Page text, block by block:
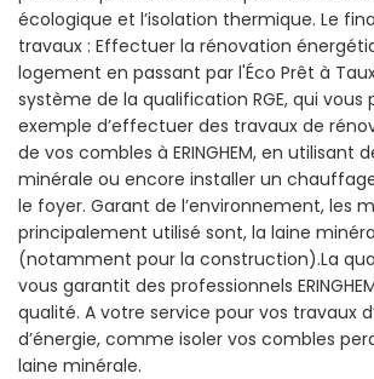
écologique et l’isolation thermique. Le
travaux : Effectuer la rénovation
logement en passant par l'Éco Prêt à
système de la qualification RGE, qui vous
exemple d’effectuer des travaux de
de vos combles à ERINGHEM, en utilisant
minérale ou encore installer un
le foyer. Garant de l’environnement, les
principalement utilisé sont, la laine
(notamment pour la construction).La
vous garantit des professionnels
qualité. A votre service pour vos travaux
d’énergie, comme isoler vos combles
laine minérale.